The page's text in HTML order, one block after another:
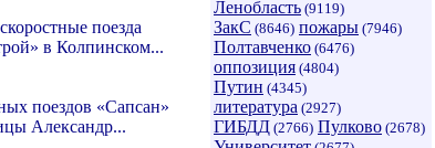
Ленобласть (9119)
ЗакС (8646) пожары (7946)
Полтавченко (6476)
оппозиция (4804)
Путин (4345)
литература (2927)
ГИБДД (2766) Пулково (2678)
поезда
в Колпинском...
поездов «Сапсан»
Александр...